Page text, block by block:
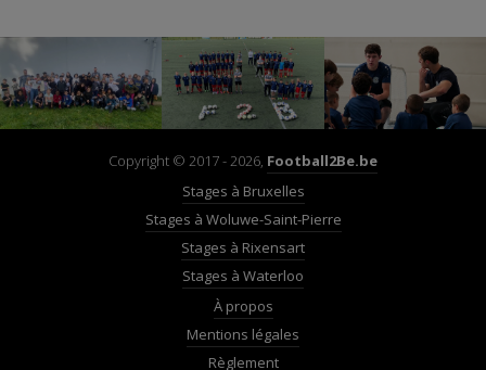
Copyright © 2017 - 2026, Football2Be.be
Stages à Bruxelles
Stages à Woluwe-Saint-Pierre
Stages à Rixensart
Stages à Waterloo
À propos
Mentions légales
Règlement